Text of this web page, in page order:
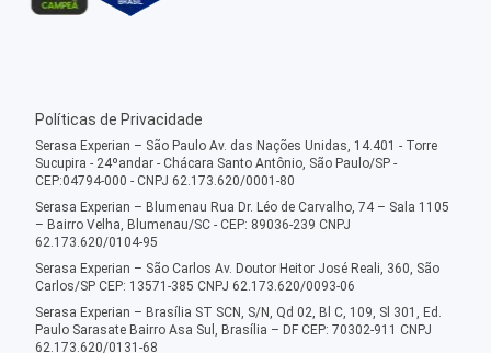
Políticas de Privacidade
Serasa Experian – São Paulo Av. das Nações Unidas, 14.401 - Torre
Sucupira - 24ºandar - Chácara Santo Antônio, São Paulo/SP -
CEP:04794-000 - CNPJ 62.173.620/0001-80
Serasa Experian – Blumenau Rua Dr. Léo de Carvalho, 74 – Sala 1105
– Bairro Velha, Blumenau/SC - CEP: 89036-239 CNPJ
62.173.620/0104-95
Serasa Experian – São Carlos Av. Doutor Heitor José Reali, 360, São
Carlos/SP CEP: 13571-385 CNPJ 62.173.620/0093-06
Serasa Experian – Brasília ST SCN, S/N, Qd 02, Bl C, 109, Sl 301, Ed.
Paulo Sarasate Bairro Asa Sul, Brasília – DF CEP: 70302-911 CNPJ
62.173.620/0131-68